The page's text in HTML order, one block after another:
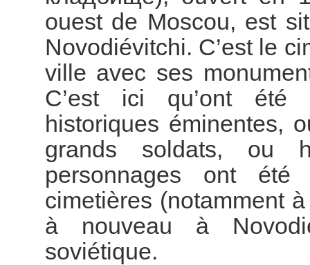
ouest de Moscou, est
Novodiévitchi. C’est le
ville avec ses
C’est ici qu’ont été
historiques éminentes,
grands soldats, ou
personnages ont
cimetières (notamment
à nouveau à
soviétique.